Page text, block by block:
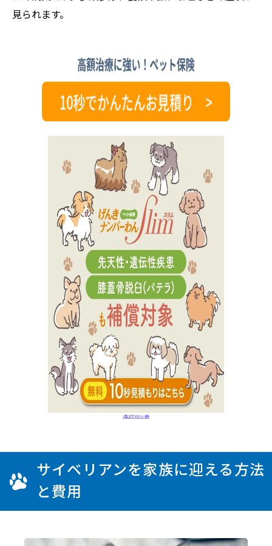
見られます。
サイベリアンを家族に迎える方法
と費用